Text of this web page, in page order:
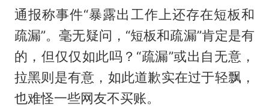
通报称事件“暴露出工作上还存在短板和
疏漏”。毫无疑问，“短板和疏漏”肯定是有
的，但仅仅如此吗？“疏漏”或出自无意，
拉黑则是有意，如此道歉实在过于轻飘，
也难怪一些网友不买账。